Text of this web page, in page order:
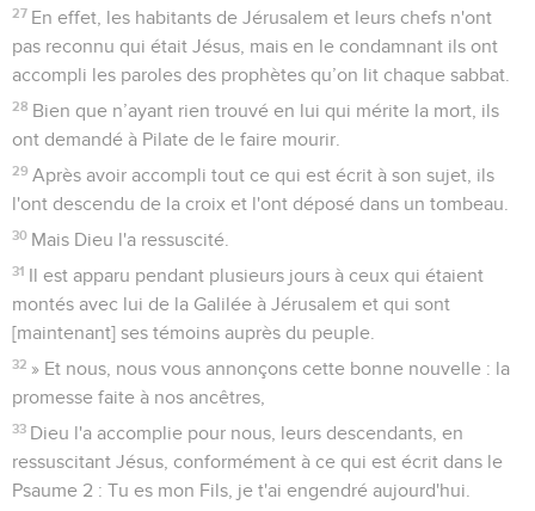
27 En effet, les habitants de Jérusalem et leurs chefs n'ont
pas reconnu qui était Jésus, mais en le condamnant ils ont
accompli les paroles des prophètes qu’on lit chaque sabbat.
28 Bien que n’ayant rien trouvé en lui qui mérite la mort, ils
ont demandé à Pilate de le faire mourir.
29 Après avoir accompli tout ce qui est écrit à son sujet, ils
l'ont descendu de la croix et l'ont déposé dans un tombeau.
30 Mais Dieu l'a ressuscité.
31 Il est apparu pendant plusieurs jours à ceux qui étaient
montés avec lui de la Galilée à Jérusalem et qui sont
[maintenant] ses témoins auprès du peuple.
32 » Et nous, nous vous annonçons cette bonne nouvelle : la
promesse faite à nos ancêtres,
33 Dieu l'a accomplie pour nous, leurs descendants, en
ressuscitant Jésus, conformément à ce qui est écrit dans le
Psaume 2 : Tu es mon Fils, je t'ai engendré aujourd'hui.